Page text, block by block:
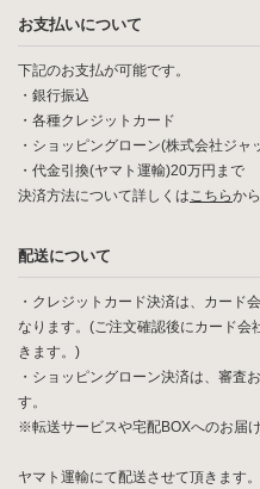
お支払いについて
下記のお支払が可能です。
・銀行振込
・各種クレジットカード
・ショッピングローン(株式会社ジャ
・代金引換(ヤマト運輸)20万円まで
決済方法について詳しくはこちらから
配送について
・クレジットカード決済は、カード
なります。(ご注文確認後にカード
きます。)
・ショッピングローン決済は、審査
す。
※転送サービスや宅配BOXへのお届
ヤマト運輸にて配送させて頂きます。